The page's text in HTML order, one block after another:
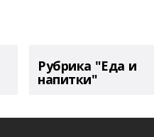
Рубрика "Еда и
напитки"